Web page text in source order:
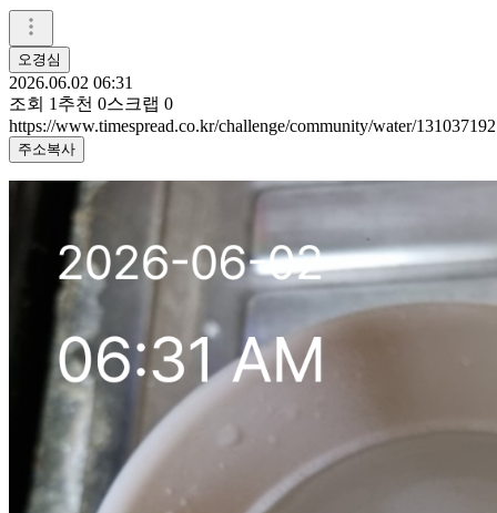
오경심
2026.06.02 06:31
조회 1 추천 0스크랩 0
https://www.timespread.co.kr/challenge/community/water/131037192
주소복사